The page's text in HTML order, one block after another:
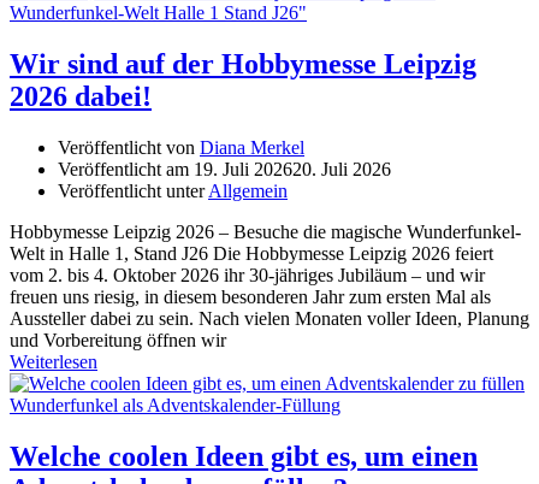
Wir sind auf der Hobbymesse Leipzig
2026 dabei!
Veröffentlicht von Diana Merkel
Veröffentlicht am 19. Juli 202620. Juli 2026
Veröffentlicht unterAllgemein
Hobbymesse Leipzig 2026 – Besuche die magische Wunderfunkel-
Welt in Halle 1, Stand J26 Die Hobbymesse Leipzig 2026 feiert
vom 2. bis 4. Oktober 2026 ihr 30-jähriges Jubiläum – und wir
freuen uns riesig, in diesem besonderen Jahr zum ersten Mal als
Aussteller dabei zu sein. Nach vielen Monaten voller Ideen, Planung
und Vorbereitung öffnen wir
Weiterlesen
Welche coolen Ideen gibt es, um einen